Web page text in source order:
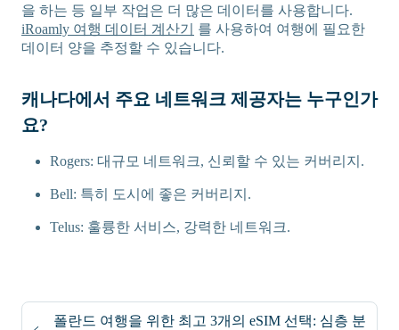
을 하는 등 일부 작업은 더 많은 데이터를 사용합니다.
iRoamly 여행 데이터 계산기
를 사용하여 여행에 필요한
데이터 양을 추정할 수 있습니다.
캐나다에서 주요 네트워크 제공자는 누구인가
요?
Rogers: 대규모 네트워크, 신뢰할 수 있는 커버리지.
Bell: 특히 도시에 좋은 커버리지.
Telus: 훌륭한 서비스, 강력한 네트워크.
폴란드 여행을 위한 최고 3개의 eSIM 선택: 심층 분